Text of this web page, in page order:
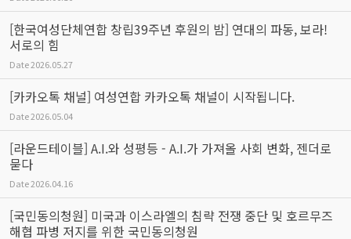
[한국여성단체연합 창립39주년 후원의 밤] 연대의 파동, 보라!
서로의 힘
Date2026.05.27
[카카오톡 채널] 여성연합 카카오톡 채널이 시작됩니다.
Date2026.05.04
[라운드테이블] A.I.와 성평등 - A.I.가 가져올 사회 변화, 젠더로
묻다
Date2026.04.16
[국민동의청원] 미국과 이스라엘의 침략 전쟁 중단 및 호르무즈
해협 파병 저지를 위한 국민동의청원